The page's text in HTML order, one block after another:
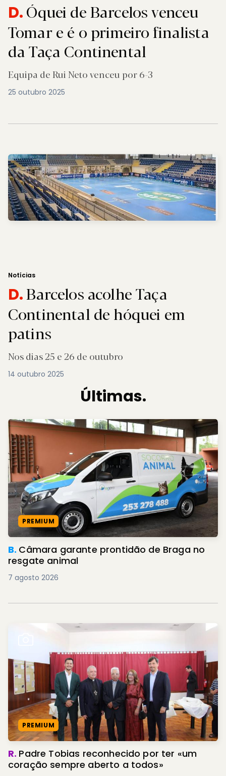
D.Óquei de Barcelos venceu
Tomar e é o primeiro finalista
da Taça Continental
Equipa de Rui Neto venceu por 6-3
25 outubro 2025
Notícias
D.Barcelos acolhe Taça
Continental de hóquei em
patins
Nos dias 25 e 26 de outubro
14 outubro 2025
Últimas.
PREMIUM
B. Câmara garante prontidão de Braga no
resgate animal
7 agosto 2026
PREMIUM
R. Padre Tobias reconhecido por ter «um
coração sempre aberto a todos»